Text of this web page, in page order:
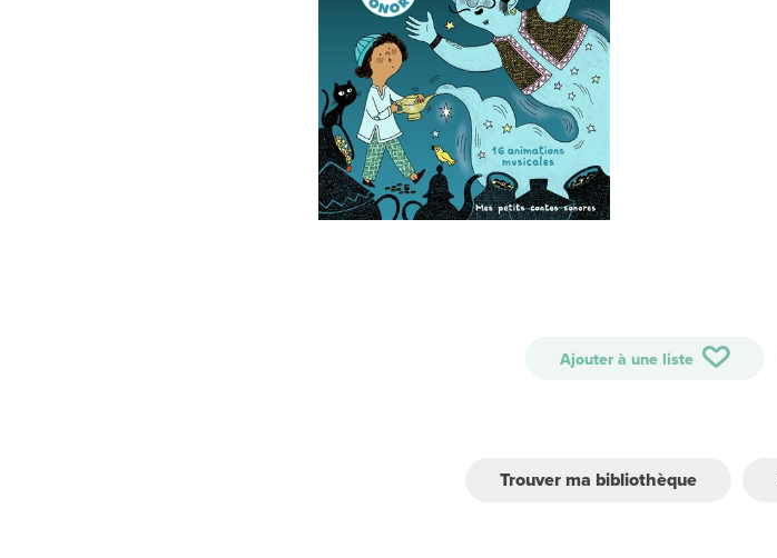
Ajouter à une liste
Trouver ma bibliothèque